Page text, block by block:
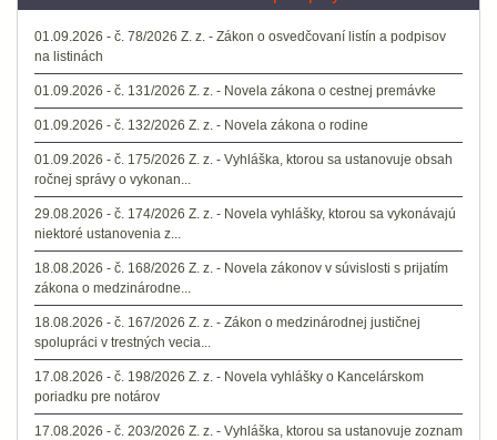
01.09.2026 - č. 78/2026 Z. z. - Zákon o osvedčovaní listín a podpisov
na listinách
01.09.2026 - č. 131/2026 Z. z. - Novela zákona o cestnej premávke
01.09.2026 - č. 132/2026 Z. z. - Novela zákona o rodine
01.09.2026 - č. 175/2026 Z. z. - Vyhláška, ktorou sa ustanovuje obsah
ročnej správy o vykonan...
29.08.2026 - č. 174/2026 Z. z. - Novela vyhlášky, ktorou sa vykonávajú
niektoré ustanovenia z...
18.08.2026 - č. 168/2026 Z. z. - Novela zákonov v súvislosti s prijatím
zákona o medzinárodne...
18.08.2026 - č. 167/2026 Z. z. - Zákon o medzinárodnej justičnej
spolupráci v trestných vecia...
17.08.2026 - č. 198/2026 Z. z. - Novela vyhlášky o Kancelárskom
poriadku pre notárov
17.08.2026 - č. 203/2026 Z. z. - Vyhláška, ktorou sa ustanovuje zoznam